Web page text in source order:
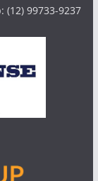
(12) 99733-9237